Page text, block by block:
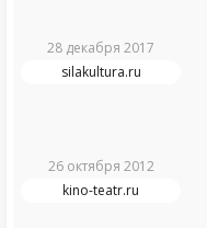
28 декабря 2017
silakultura.ru
26 октября 2012
kino-teatr.ru